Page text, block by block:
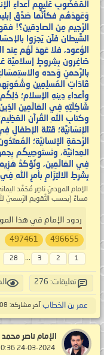
المَغضُوبِ عَليهِم أعداءِ
وَعَهدَهُم فكأنَّما صَدَّقَ
الرَّجيم مِن الصادِقين؟!
الشَّيطان فَلَن يَجزوا
الوُعود، فلا عَهدَ لَهُم
صَاغِرون بِشِروطٍ إسلاميَّة
بالرَّحمنِ وَحده
قَادَاتِ المُسلِمِين
وأعداءِ دِينهِ الإسلام؛
شَاكِلَتِهِ فِي العَالَمِين
وكتابِ اللهِ القُرآن
الإنسَانيَّة؛ قَتَلة
الرَّحمَةِ الإنسانيَّة؛
العِدائيَّة، ونَستَوصِيكُم
فِي العَالَمِين، ونُؤكدُ
بِشَرطِ الالتِزَامِ بأمرِ
مساءً (بحسب التَّقويم الرّسميّ
ردود الإمام في هذا
496655
497461
1
2
3
...
28
تعليقات: 276
عمر بن الخطاب آخر مشاركة: 08-07-2026,
الإمام ناصر